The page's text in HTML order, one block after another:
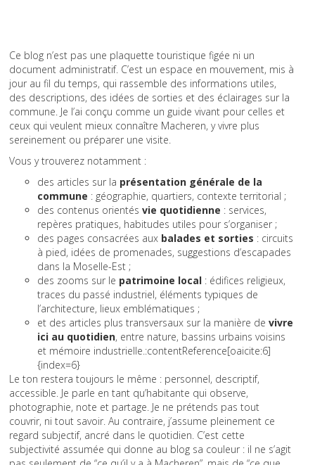
Ce blog n’est pas une plaquette touristique figée ni un
document administratif. C’est un espace en mouvement, mis à
jour au fil du temps, qui rassemble des informations utiles,
des descriptions, des idées de sorties et des éclairages sur la
commune. Je l’ai conçu comme un guide vivant pour celles et
ceux qui veulent mieux connaître Macheren, y vivre plus
sereinement ou préparer une visite.
Vous y trouverez notamment :
des articles sur la présentation générale de la
commune : géographie, quartiers, contexte territorial ;
des contenus orientés vie quotidienne : services,
repères pratiques, habitudes utiles pour s’organiser ;
des pages consacrées aux balades et sorties : circuits
à pied, idées de promenades, suggestions d’escapades
dans la Moselle-Est ;
des zooms sur le patrimoine local : édifices religieux,
traces du passé industriel, éléments typiques de
l’architecture, lieux emblématiques ;
et des articles plus transversaux sur la manière de vivre
ici au quotidien, entre nature, bassins urbains voisins
et mémoire industrielle.:contentReference[oaicite:6]
{index=6}
Le ton restera toujours le même : personnel, descriptif,
accessible. Je parle en tant qu’habitante qui observe,
photographie, note et partage. Je ne prétends pas tout
couvrir, ni tout savoir. Au contraire, j’assume pleinement ce
regard subjectif, ancré dans le quotidien. C’est cette
subjectivité assumée qui donne au blog sa couleur : il ne s’agit